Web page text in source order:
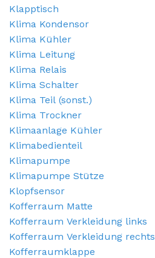
Klapptisch
Klima Kondensor
Klima Kühler
Klima Leitung
Klima Relais
Klima Schalter
Klima Teil (sonst.)
Klima Trockner
Klimaanlage Kühler
Klimabedienteil
Klimapumpe
Klimapumpe Stütze
Klopfsensor
Kofferraum Matte
Kofferraum Verkleidung links
Kofferraum Verkleidung rechts
Kofferraumklappe